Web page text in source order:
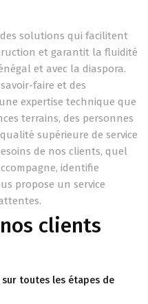
des solutions qui facilitent
et garantit la fluidité
et avec la diaspora.
faire et des
expertise technique que
terrains, des personnes
supérieure de service
de nos clients, quel
identifie
propose un service
clients
sur toutes les étapes de